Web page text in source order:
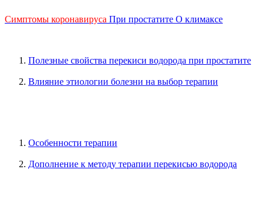
Симптомы коронавируса При простатите О климаксе
Полезные свойства перекиси водорода при простатите
Влияние этиологии болезни на выбор терапии
Особенности терапии
Дополнение к методу терапии перекисью водорода